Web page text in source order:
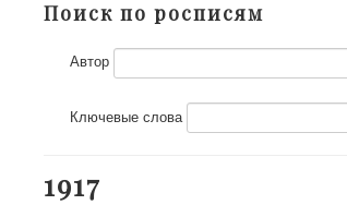
Поиск по росписям
Автор
Ключевые слова
1917